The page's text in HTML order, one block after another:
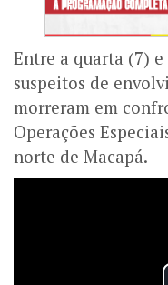
Entre a quarta (7)
suspeitos de
morreram em
Operações
norte de Macapá.